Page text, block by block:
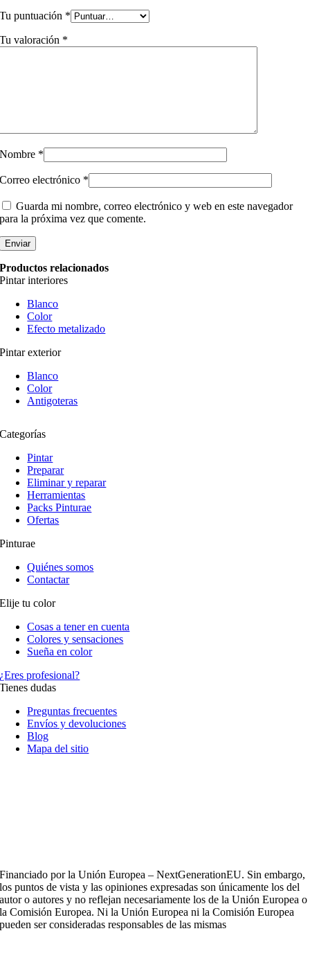
Tu puntuación *
Tu valoración *
Nombre *
Correo electrónico *
Guarda mi nombre, correo electrónico y web en este navegador
para la próxima vez que comente.
Productos relacionados
Pintar interiores
Blanco
Color
Efecto metalizado
Pintar exterior
Blanco
Color
Antigoteras
Categorías
Pintar
Preparar
Eliminar y reparar
Herramientas
Packs Pinturae
Ofertas
Pinturae
Quiénes somos
Contactar
Elije tu color
Cosas a tener en cuenta
Colores y sensaciones
Sueña en color
¿Eres profesional?
Tienes dudas
Preguntas frecuentes
Envíos y devoluciones
Blog
Mapa del sitio
Financiado por la Unión Europea – NextGenerationEU. Sin embargo,
los puntos de vista y las opiniones expresadas son únicamente los del
autor o autores y no reflejan necesariamente los de la Unión Europea o
la Comisión Europea. Ni la Unión Europea ni la Comisión Europea
pueden ser consideradas responsables de las mismas